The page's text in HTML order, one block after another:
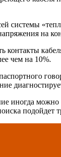
системы
на
контакты
чем на 10%.
иногда
подойдет